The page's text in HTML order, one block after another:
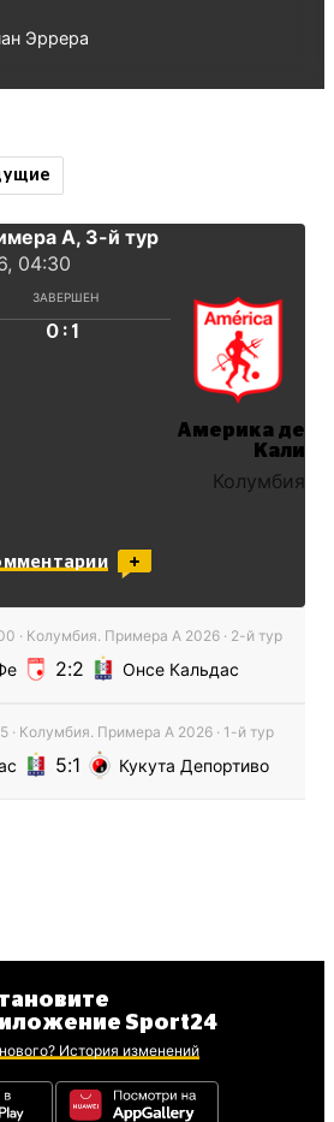
Эррера
А, 3-й тур
04:30
ЗАВЕРШЕН
0 : 1
Америка де
Кали
Колумбия
· Колумбия. Примера А 2026· 2-й тур
2 2 Онсе Кальдас
· Колумбия. Примера А 2026· 1-й тур
5 1 Кукута Депортиво
Sport24
История изменений